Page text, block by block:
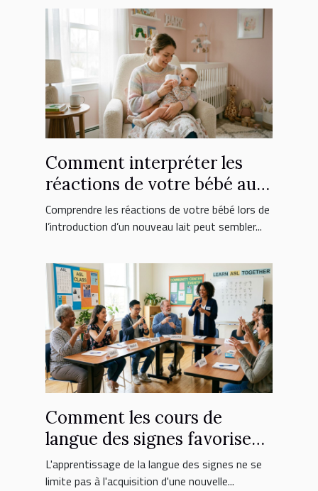
Comment interpréter les
réactions de votre bébé au
nouveau lait ?
Comprendre les réactions de votre bébé lors de
l’introduction d’un nouveau lait peut sembler...
Comment les cours de
langue des signes favorisent
l'inclusion sociale ?
L'apprentissage de la langue des signes ne se
limite pas à l'acquisition d'une nouvelle...